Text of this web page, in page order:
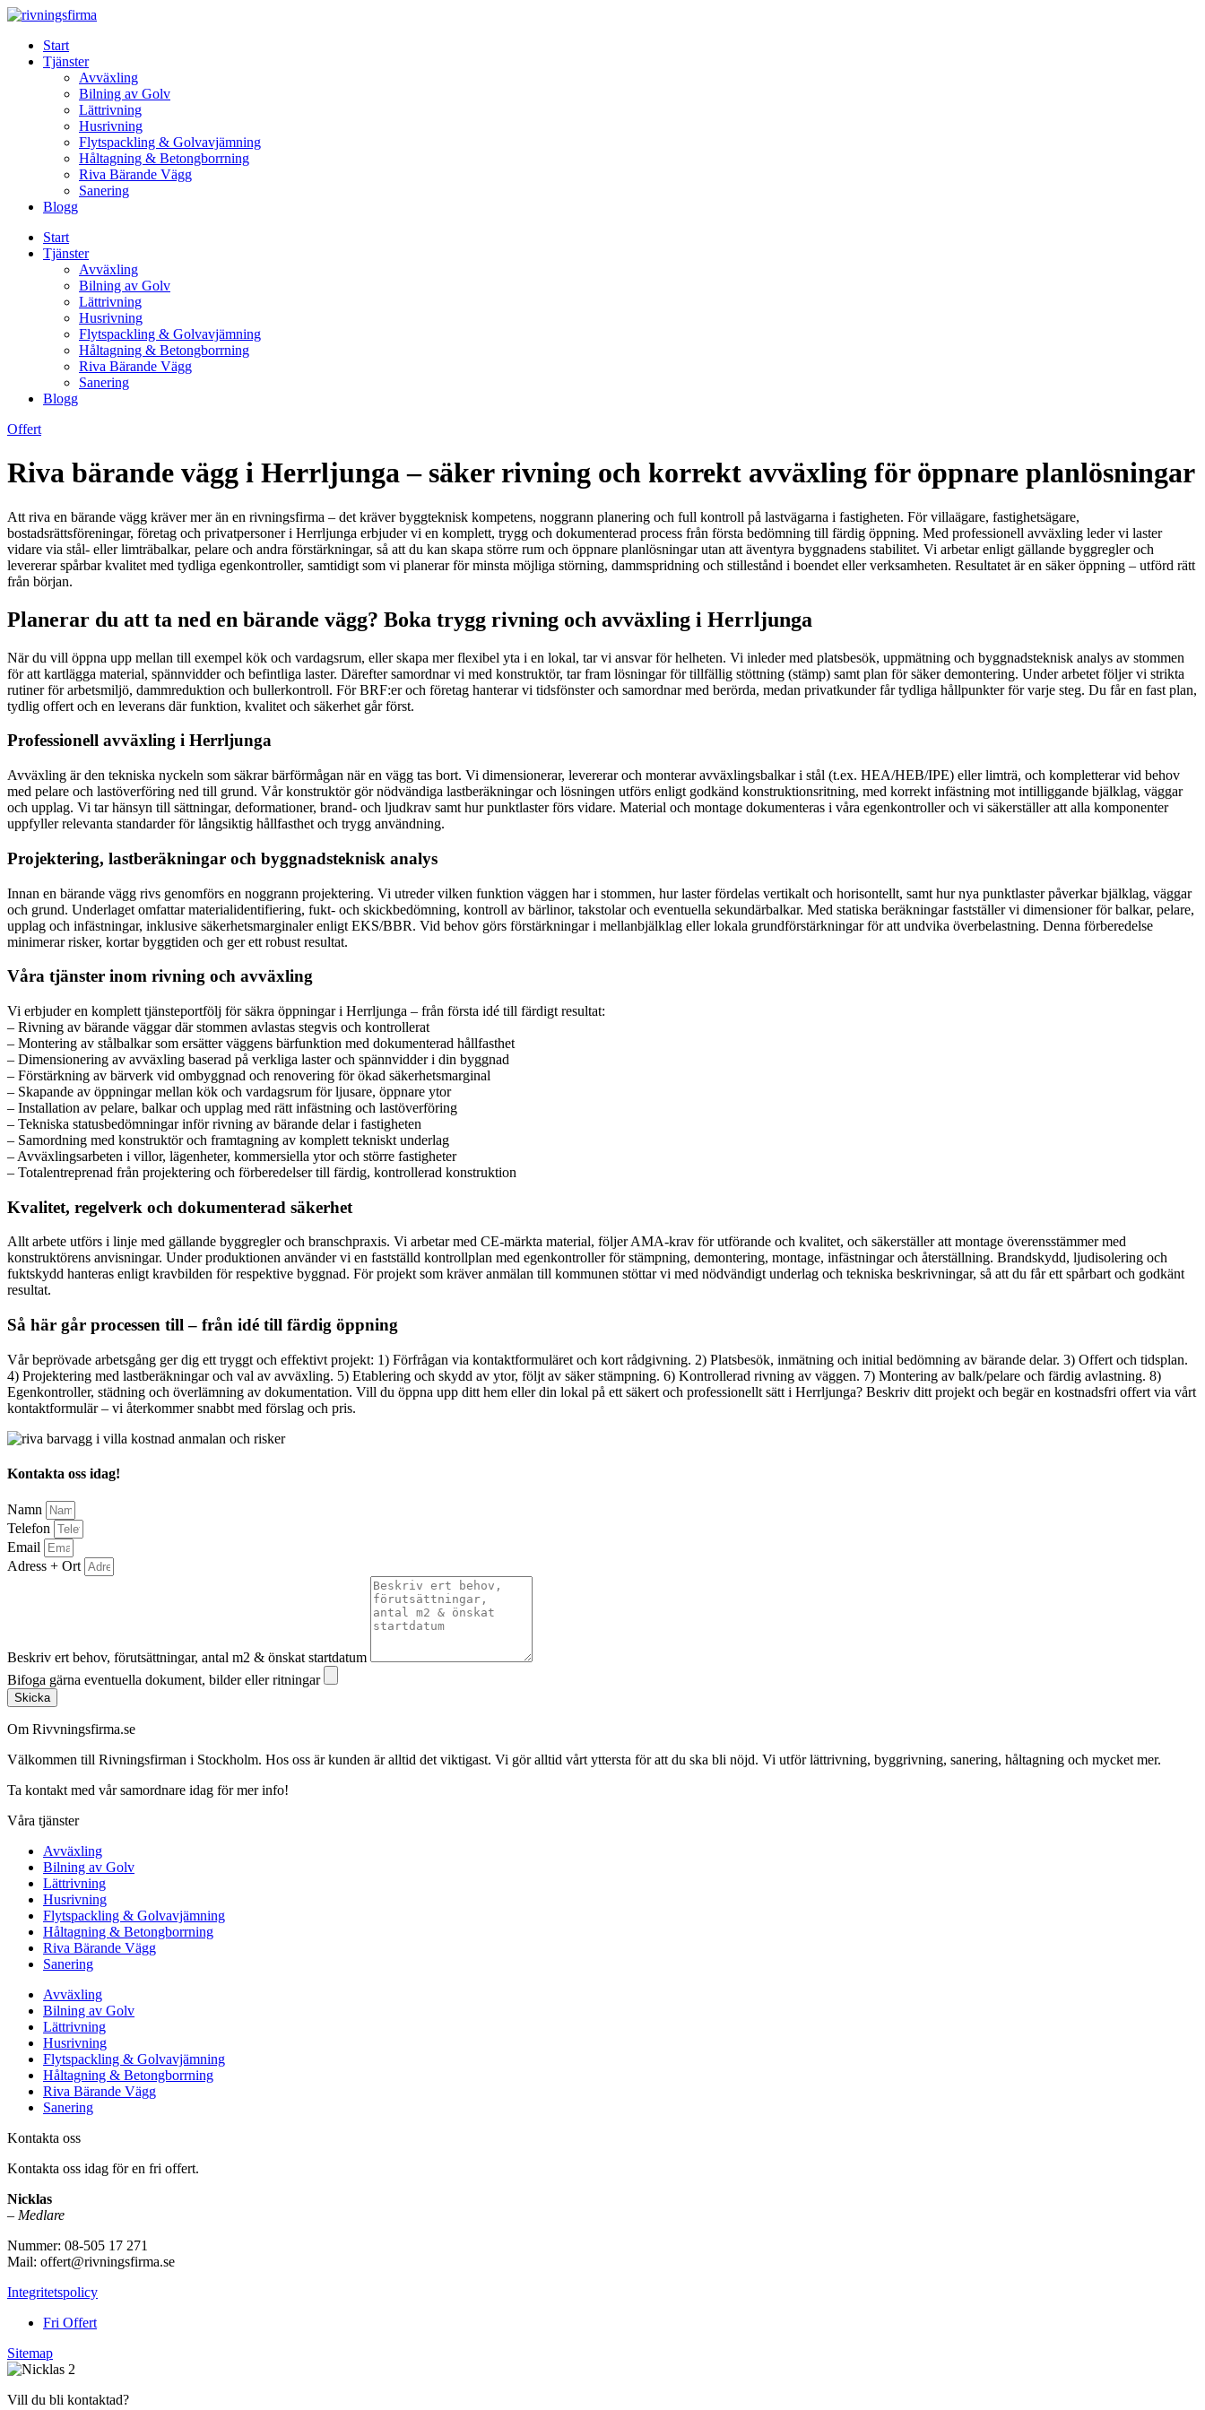
Skip
contentStart
Tjänster
Avväxling
Bilning av Golv
Lättrivning
Husrivning
Flytspackling & Golvavjämning
Håltagning & Betongborrning
Riva Bärande Vägg
Sanering
Blogg
Start
Tjänster
Avväxling
Bilning av Golv
Lättrivning
Husrivning
Flytspackling & Golvavjämning
Håltagning & Betongborrning
Riva Bärande Vägg
Sanering
Blogg
Offert
Riva bärande vägg i Herrljunga – säker rivning och korrekt avväxling för öppnare planlösningar
Att riva en bärande vägg kräver mer än en rivningsfirma – det kräver byggteknisk kompetens, noggrann planering och full kontroll på lastvägarna i fastigheten. För villaägare, fastighetsägare,
bostadsrättsföreningar, företag och privatpersoner i Herrljunga erbjuder vi en komplett, trygg och dokumenterad process från första bedömning till färdig öppning. Med professionell avväxling leder vi laster
vidare via stål- eller limträbalkar, pelare och andra förstärkningar, så att du kan skapa större rum och öppnare planlösningar utan att äventyra byggnadens stabilitet. Vi arbetar enligt gällande byggregler och
levererar spårbar kvalitet med tydliga egenkontroller, samtidigt som vi planerar för minsta möjliga störning, dammspridning och stillestånd i boendet eller verksamheten. Resultatet är en säker öppning – utförd rätt
från början.
Planerar du att ta ned en bärande vägg? Boka trygg rivning och avväxling i Herrljunga
När du vill öppna upp mellan till exempel kök och vardagsrum, eller skapa mer flexibel yta i en lokal, tar vi ansvar för helheten. Vi inleder med platsbesök, uppmätning och byggnadsteknisk analys av stommen
för att kartlägga material, spännvidder och befintliga laster. Därefter samordnar vi med konstruktör, tar fram lösningar för tillfällig stöttning (stämp) samt plan för säker demontering. Under arbetet följer vi strikta
rutiner för arbetsmiljö, dammreduktion och bullerkontroll. För BRF:er och företag hanterar vi tidsfönster och samordnar med berörda, medan privatkunder får tydliga hållpunkter för varje steg. Du får en fast plan,
tydlig offert och en leverans där funktion, kvalitet och säkerhet går först.
Professionell avväxling i Herrljunga
Avväxling är den tekniska nyckeln som säkrar bärförmågan när en vägg tas bort. Vi dimensionerar, levererar och monterar avväxlingsbalkar i stål (t.ex. HEA/HEB/IPE) eller limträ, och kompletterar vid behov
med pelare och lastöverföring ned till grund. Vår konstruktör gör nödvändiga lastberäkningar och lösningen utförs enligt godkänd konstruktionsritning, med korrekt infästning mot intilliggande bjälklag, väggar
och upplag. Vi tar hänsyn till sättningar, deformationer, brand- och ljudkrav samt hur punktlaster förs vidare. Material och montage dokumenteras i våra egenkontroller och vi säkerställer att alla komponenter
uppfyller relevanta standarder för långsiktig hållfasthet och trygg användning.
Projektering, lastberäkningar och byggnadsteknisk analys
Innan en bärande vägg rivs genomförs en noggrann projektering. Vi utreder vilken funktion väggen har i stommen, hur laster fördelas vertikalt och horisontellt, samt hur nya punktlaster påverkar bjälklag, väggar
och grund. Underlaget omfattar materialidentifiering, fukt- och skickbedömning, kontroll av bärlinor, takstolar och eventuella sekundärbalkar. Med statiska beräkningar fastställer vi dimensioner för balkar, pelare,
upplag och infästningar, inklusive säkerhetsmarginaler enligt EKS/BBR. Vid behov görs förstärkningar i mellanbjälklag eller lokala grundförstärkningar för att undvika överbelastning. Denna förberedelse
minimerar risker, kortar byggtiden och ger ett robust resultat.
Våra tjänster inom rivning och avväxling
Vi erbjuder en komplett tjänsteportfölj för säkra öppningar i Herrljunga – från första idé till färdigt resultat:
– Rivning av bärande väggar där stommen avlastas stegvis och kontrollerat
– Montering av stålbalkar som ersätter väggens bärfunktion med dokumenterad hållfasthet
– Dimensionering av avväxling baserad på verkliga laster och spännvidder i din byggnad
– Förstärkning av bärverk vid ombyggnad och renovering för ökad säkerhetsmarginal
– Skapande av öppningar mellan kök och vardagsrum för ljusare, öppnare ytor
– Installation av pelare, balkar och upplag med rätt infästning och lastöverföring
– Tekniska statusbedömningar inför rivning av bärande delar i fastigheten
– Samordning med konstruktör och framtagning av komplett tekniskt underlag
– Avväxlingsarbeten i villor, lägenheter, kommersiella ytor och större fastigheter
– Totalentreprenad från projektering och förberedelser till färdig, kontrollerad konstruktion
Kvalitet, regelverk och dokumenterad säkerhet
Allt arbete utförs i linje med gällande byggregler och branschpraxis. Vi arbetar med CE-märkta material, följer AMA-krav för utförande och kvalitet, och säkerställer att montage överensstämmer med
konstruktörens anvisningar. Under produktionen använder vi en fastställd kontrollplan med egenkontroller för stämpning, demontering, montage, infästningar och återställning. Brandskydd, ljudisolering och
fuktskydd hanteras enligt kravbilden för respektive byggnad. För projekt som kräver anmälan till kommunen stöttar vi med nödvändigt underlag och tekniska beskrivningar, så att du får ett spårbart och godkänt
resultat.
Så här går processen till – från idé till färdig öppning
Vår beprövade arbetsgång ger dig ett tryggt och effektivt projekt: 1) Förfrågan via kontaktformuläret och kort rådgivning. 2) Platsbesök, inmätning och initial bedömning av bärande delar. 3) Offert och tidsplan.
4) Projektering med lastberäkningar och val av avväxling. 5) Etablering och skydd av ytor, följt av säker stämpning. 6) Kontrollerad rivning av väggen. 7) Montering av balk/pelare och färdig avlastning. 8)
Egenkontroller, städning och överlämning av dokumentation. Vill du öppna upp ditt hem eller din lokal på ett säkert och professionellt sätt i Herrljunga? Beskriv ditt projekt och begär en kostnadsfri offert via vårt
kontaktformulär – vi återkommer snabbt med förslag och pris.
Kontakta oss idag!
Namn
Telefon
Email
Adress + Ort
Beskriv ert behov, förutsättningar, antal m2 & önskat startdatum
Bifoga gärna eventuella dokument, bilder eller ritningar
Skicka
Om Rivvningsfirma.se
Välkommen till Rivningsfirman i Stockholm. Hos oss är kunden är alltid det viktigast. Vi gör alltid vårt yttersta för att du ska bli nöjd. Vi utför lättrivning, byggrivning, sanering, håltagning och mycket mer.
Ta kontakt med vår samordnare idag för mer info!
Våra tjänster
Avväxling
Bilning av Golv
Lättrivning
Husrivning
Flytspackling & Golvavjämning
Håltagning & Betongborrning
Riva Bärande Vägg
Sanering
Avväxling
Bilning av Golv
Lättrivning
Husrivning
Flytspackling & Golvavjämning
Håltagning & Betongborrning
Riva Bärande Vägg
Sanering
Kontakta oss
Kontakta oss idag för en fri offert.
Nicklas
– Medlare
Nummer: 08-505 17 271
Mail: offert@rivningsfirma.se
Integritetspolicy
Fri Offert
Sitemap
Vill du bli kontaktad?